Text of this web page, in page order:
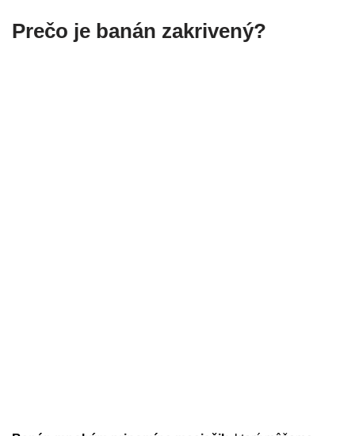
Prečo je banán zakrivený?